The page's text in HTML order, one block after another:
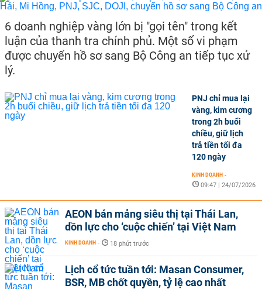
6 doanh nghiệp vàng lớn bị "gọi tên" trong kết
luận của thanh tra chính phủ. Một số vi phạm
được chuyển hồ sơ sang Bộ Công an tiếp tục xử
lý.
PNJ chỉ mua lại
vàng, kim cương
trong 2h buổi
chiều, giữ lịch
trả tiền tối đa
120 ngày
KINH DOANH -
09:47 | 24/07/2026
AEON bán mảng siêu thị tại Thái Lan,
dồn lực cho ‘cuộc chiến’ tại Việt Nam
KINH DOANH - 18 phút trước
Lịch cổ tức tuần tới: Masan Consumer,
BSR, MB chốt quyền, tỷ lệ cao nhất